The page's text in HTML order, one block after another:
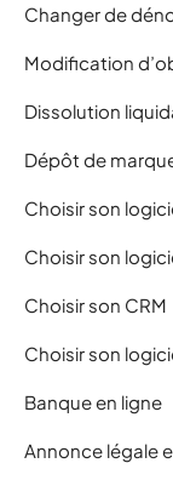
Changer de
Modification
Dissolution
Dépôt de
Choisir son
Choisir son
Choisir son CRM
Choisir son
Banque en ligne
Annonce légale